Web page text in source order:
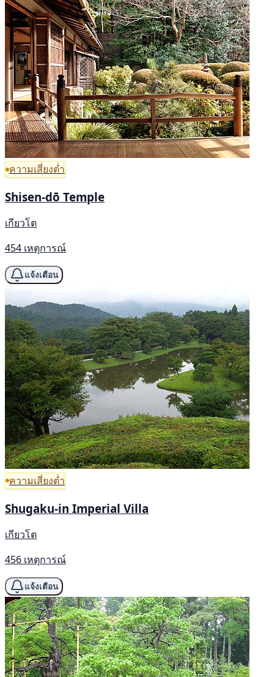
ความเสี่ยงต่ำ
Shisen-dō Temple
เกียวโต
454 เหตุการณ์
แจ้งเตือน
ความเสี่ยงต่ำ
Shugaku-in Imperial Villa
เกียวโต
456 เหตุการณ์
แจ้งเตือน